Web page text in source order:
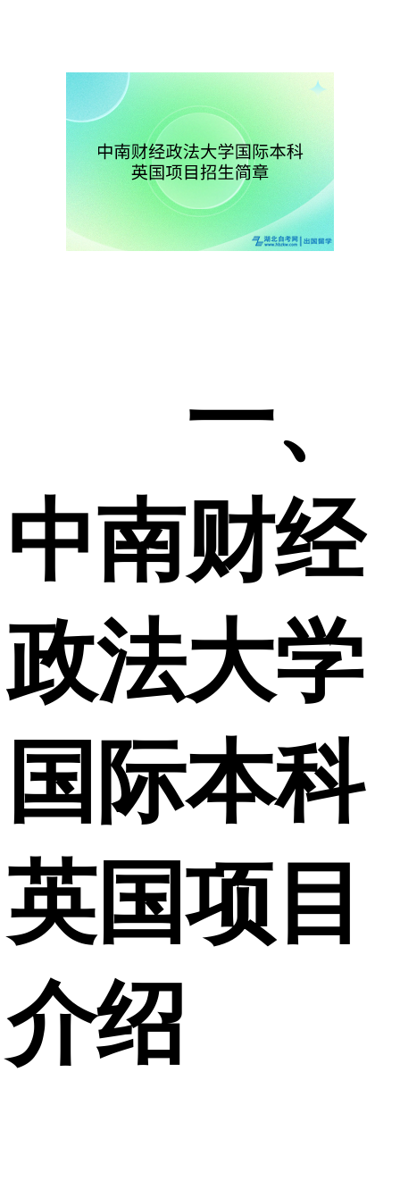
一、
中南财经
政法大学
国际本科
英国项目
介绍